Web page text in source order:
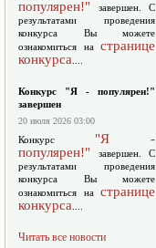
популярен!" завершен. С
результатами проведения
конкурса Вы можете
ознакомиться на странице
конкурса
Конкурс "Я - популярен!"
завершен
20 июля 2026 03:00
Конкурс "Я -
популярен!" завершен. С
результатами проведения
конкурса Вы можете
ознакомиться на странице
конкурса
Читать все новости